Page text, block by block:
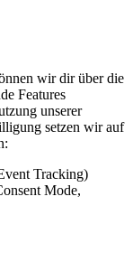
wir dir über die
Features
unserer
setzen wir auf
Tracking)
Mode,